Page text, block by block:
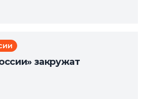
закружат